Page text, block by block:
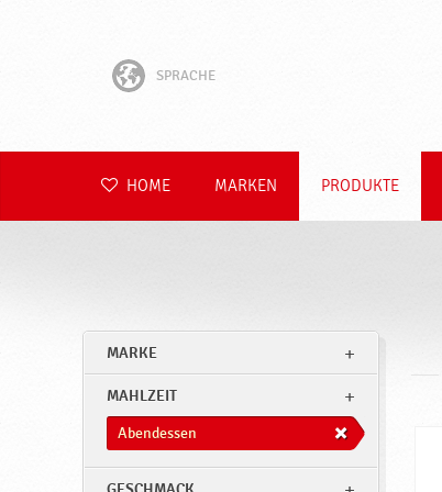
SPRACHE
Hrvatski
Polski
Română
HOME MARKEN PRODUKTE
MARKE
MAHLZEIT
Abendessen